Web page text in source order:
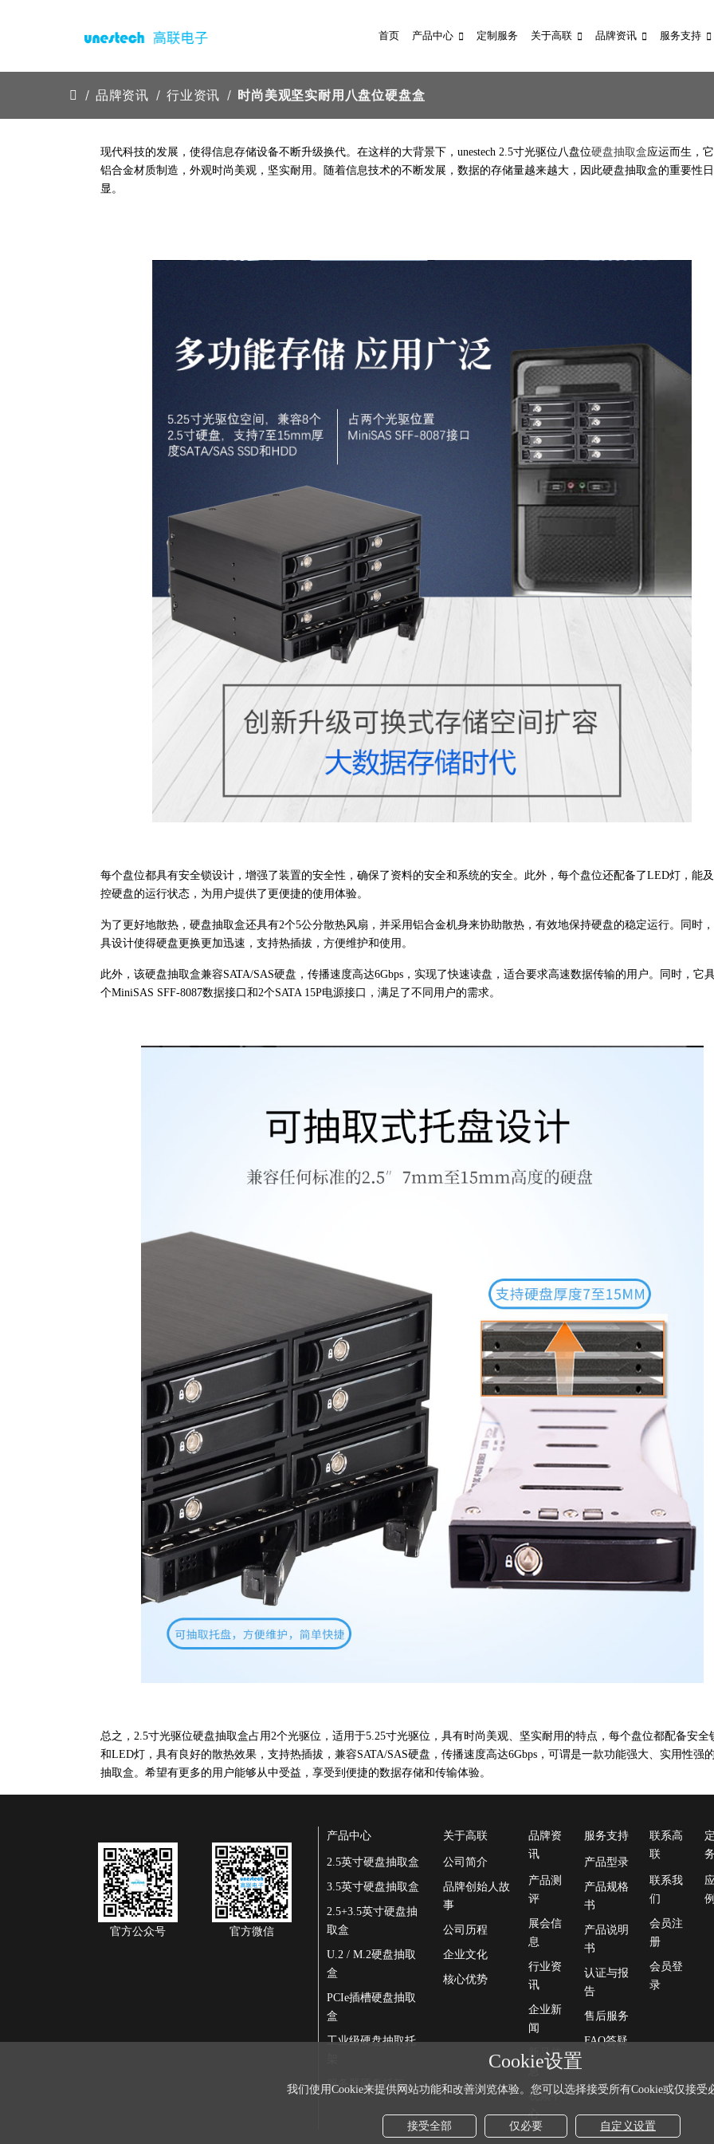
首页 产品中心 定制服务 关于高联 品牌资讯 服务支持
Cookie设置
我们使用Cookie来提供网站功能和改善浏览体验。您可以选择接受所有Cookie或仅接受
接受全部 仅必要 自定义设置
品牌资讯 行业资讯 时尚美观坚实耐用八盘位硬盘盒
现代科技的发展，使得信息存储设备不断升级换代。在这样的大背景下，unestech 2.5寸光驱位八盘位硬盘抽取盒应运而生，
铝合金材质制造，外观时尚美观，坚实耐用。随着信息技术的不断发展，数据的存储量越来越大，因此硬盘抽取盒的重要性
显。
每个盘位都具有安全锁设计，增强了装置的安全性，确保了资料的安全和系统的安全。此外，每个盘位还配备了LED灯，能
控硬盘的运行状态，为用户提供了更便捷的使用体验。
为了更好地散热，硬盘抽取盒还具有2个5公分散热风扇，并采用铝合金机身来协助散热，有效地保持硬盘的稳定运行。同时
具设计使得硬盘更换更加迅速，支持热插拔，方便维护和使用。
此外，该硬盘抽取盒兼容SATA/SAS硬盘，传播速度高达6Gbps，实现了快速读盘，适合要求高速数据传输的用户。同时，它
个MiniSAS SFF-8087数据接口和2个SATA 15P电源接口，满足了不同用户的需求。
总之，2.5寸光驱位硬盘抽取盒占用2个光驱位，适用于5.25寸光驱位，具有时尚美观、坚实耐用的特点，每个盘位都配备安全
和LED灯，具有良好的散热效果，支持热插拔，兼容SATA/SAS硬盘，传播速度高达6Gbps，可谓是一款功能强大、实用性强
抽取盒。希望有更多的用户能够从中受益，享受到便捷的数据存储和传输体验。
官方公众号 官方微信
产品中心
2.5英寸硬盘抽取盒
3.5英寸硬盘抽取盒
2.5+3.5英寸硬盘抽
取盒
U.2 / M.2硬盘抽取
盒
PCIe插槽硬盘抽取
盒
工业级硬盘抽取托
服务器硬盘托架
关于高联
公司简介
品牌创始人故
事
公司历程
企业文化
核心优势
品牌资
讯
产品测
评
展会信
息
行业资
讯
企业新
闻
新品信
息
视频中
心
服务支持
产品型录
产品规格
书
产品说明
书
认证与报
告
售后服务
FAQ答疑
联系高
联
联系我
们
会员注
册
会员登
录
务
例